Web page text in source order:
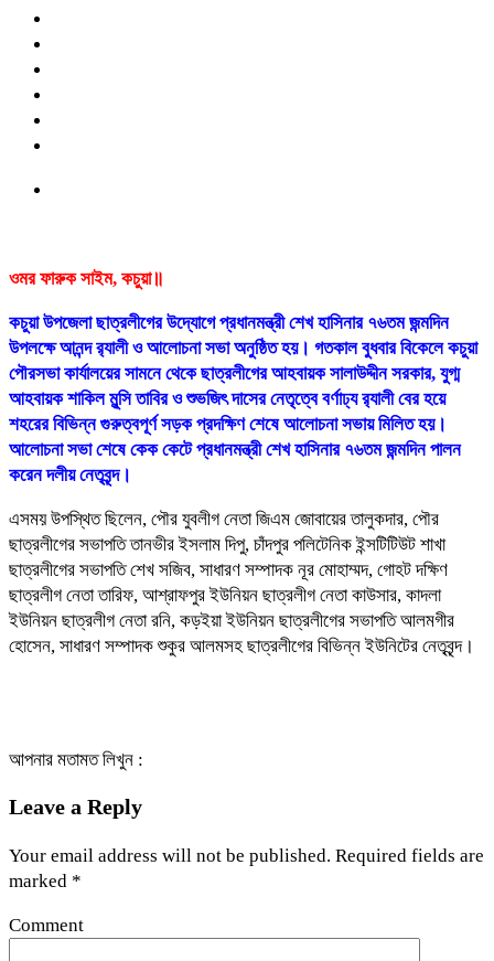
ওমর ফারুক সাইম, কচুয়া॥
কচুয়া উপজেলা ছাত্রলীগের উদ্যোগে প্রধানমন্ত্রী শেখ হাসিনার ৭৬তম জন্মদিন
উপলক্ষে আনন্দ র‌্যালী ও আলোচনা সভা অনুষ্ঠিত হয়। গতকাল বুধবার বিকেলে কচুয়া
পৌরসভা কার্যালয়ের সামনে থেকে ছাত্রলীগের আহবায়ক সালাউদ্দীন সরকার, যুগ্ম
আহবায়ক শাকিল মুন্সি তাবির ও শুভজিৎ দাসের নেতৃত্বে বর্ণাঢ্য র‌্যালী বের হয়ে
শহরের বিভিন্ন গুরুত্বপূর্ণ সড়ক প্রদক্ষিণ শেষে আলোচনা সভায় মিলিত হয়।
আলোচনা সভা শেষে কেক কেটে প্রধানমন্ত্রী শেখ হাসিনার ৭৬তম জন্মদিন পালন
করেন দলীয় নেতৃবৃন্দ।
এসময় উপস্থিত ছিলেন, পৌর যুবলীগ নেতা জিএম জোবায়ের তালুকদার, পৌর
ছাত্রলীগের সভাপতি তানভীর ইসলাম দিপু, চাঁদপুর পলিটেনিক ইন্সটিটিউট শাখা
ছাত্রলীগের সভাপতি শেখ সজিব, সাধারণ সম্পাদক নূর মোহাম্মদ, গোহট দক্ষিণ
ছাত্রলীগ নেতা তারিফ, আশ্রাফপুর ইউনিয়ন ছাত্রলীগ নেতা কাউসার, কাদলা
ইউনিয়ন ছাত্রলীগ নেতা রনি, কড়ইয়া ইউনিয়ন ছাত্রলীগের সভাপতি আলমগীর
হোসেন, সাধারণ সম্পাদক শুকুর আলমসহ ছাত্রলীগের বিভিন্ন ইউনিটের নেতৃবৃন্দ।
আপনার মতামত লিখুন :
Leave a Reply
Your email address will not be published. Required fields are
marked *
Comment